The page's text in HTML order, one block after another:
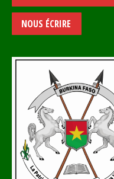
NOUS ÉCRIRE